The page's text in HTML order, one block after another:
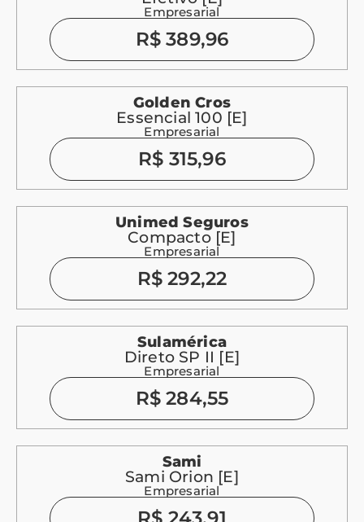
Empresarial
R$ 389,96
Golden Cros
Essencial 100 [E]
Empresarial
R$ 315,96
Unimed Seguros
Compacto [E]
Empresarial
R$ 292,22
Sulamérica
Direto SP II [E]
Empresarial
R$ 284,55
Sami
Sami Orion [E]
Empresarial